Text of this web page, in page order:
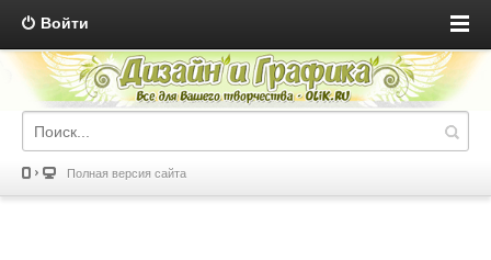
Войти
Полная версия сайта